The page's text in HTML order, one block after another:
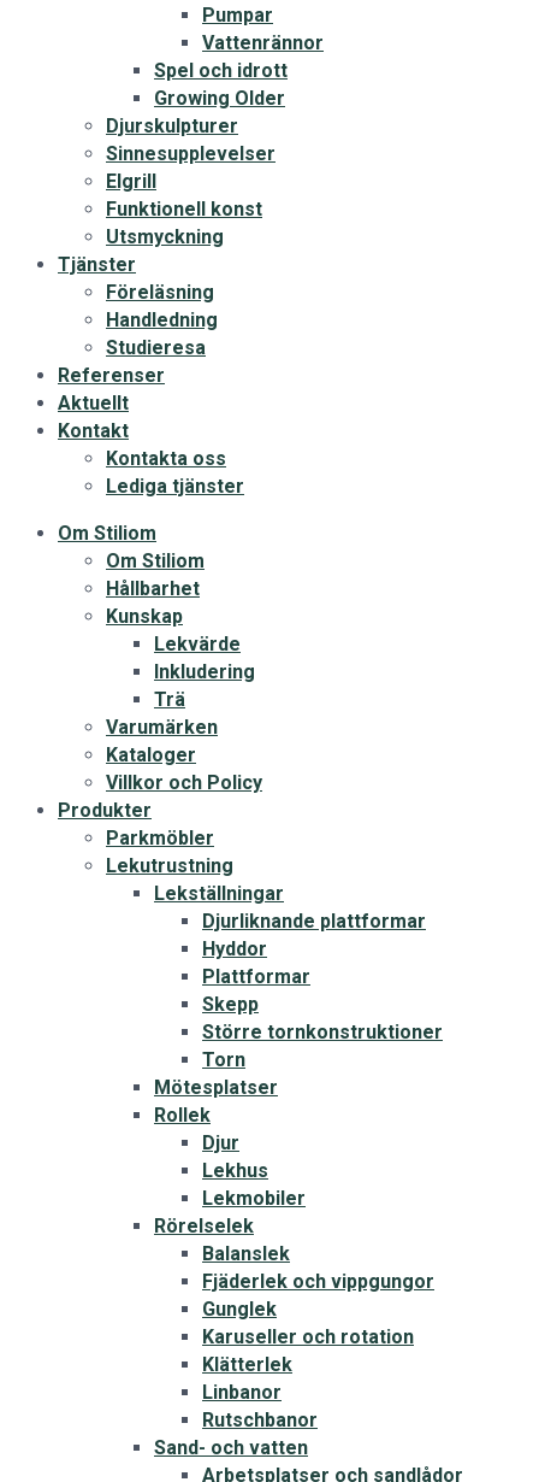
Pumpar
Vattenrännor
Spel och idrott
Growing Older
Djurskulpturer
Sinnesupplevelser
Elgrill
Funktionell konst
Utsmyckning
Tjänster
Föreläsning
Handledning
Studieresa
Referenser
Aktuellt
Kontakt
Kontakta oss
Lediga tjänster
Om Stiliom
Om Stiliom
Hållbarhet
Kunskap
Lekvärde
Inkludering
Trä
Varumärken
Kataloger
Villkor och Policy
Produkter
Parkmöbler
Lekutrustning
Lekställningar
Djurliknande plattformar
Hyddor
Plattformar
Skepp
Större tornkonstruktioner
Torn
Mötesplatser
Rollek
Djur
Lekhus
Lekmobiler
Rörelselek
Balanslek
Fjäderlek och vippgungor
Gunglek
Karuseller och rotation
Klätterlek
Linbanor
Rutschbanor
Sand- och vatten
Arbetsplatser och sandlådor